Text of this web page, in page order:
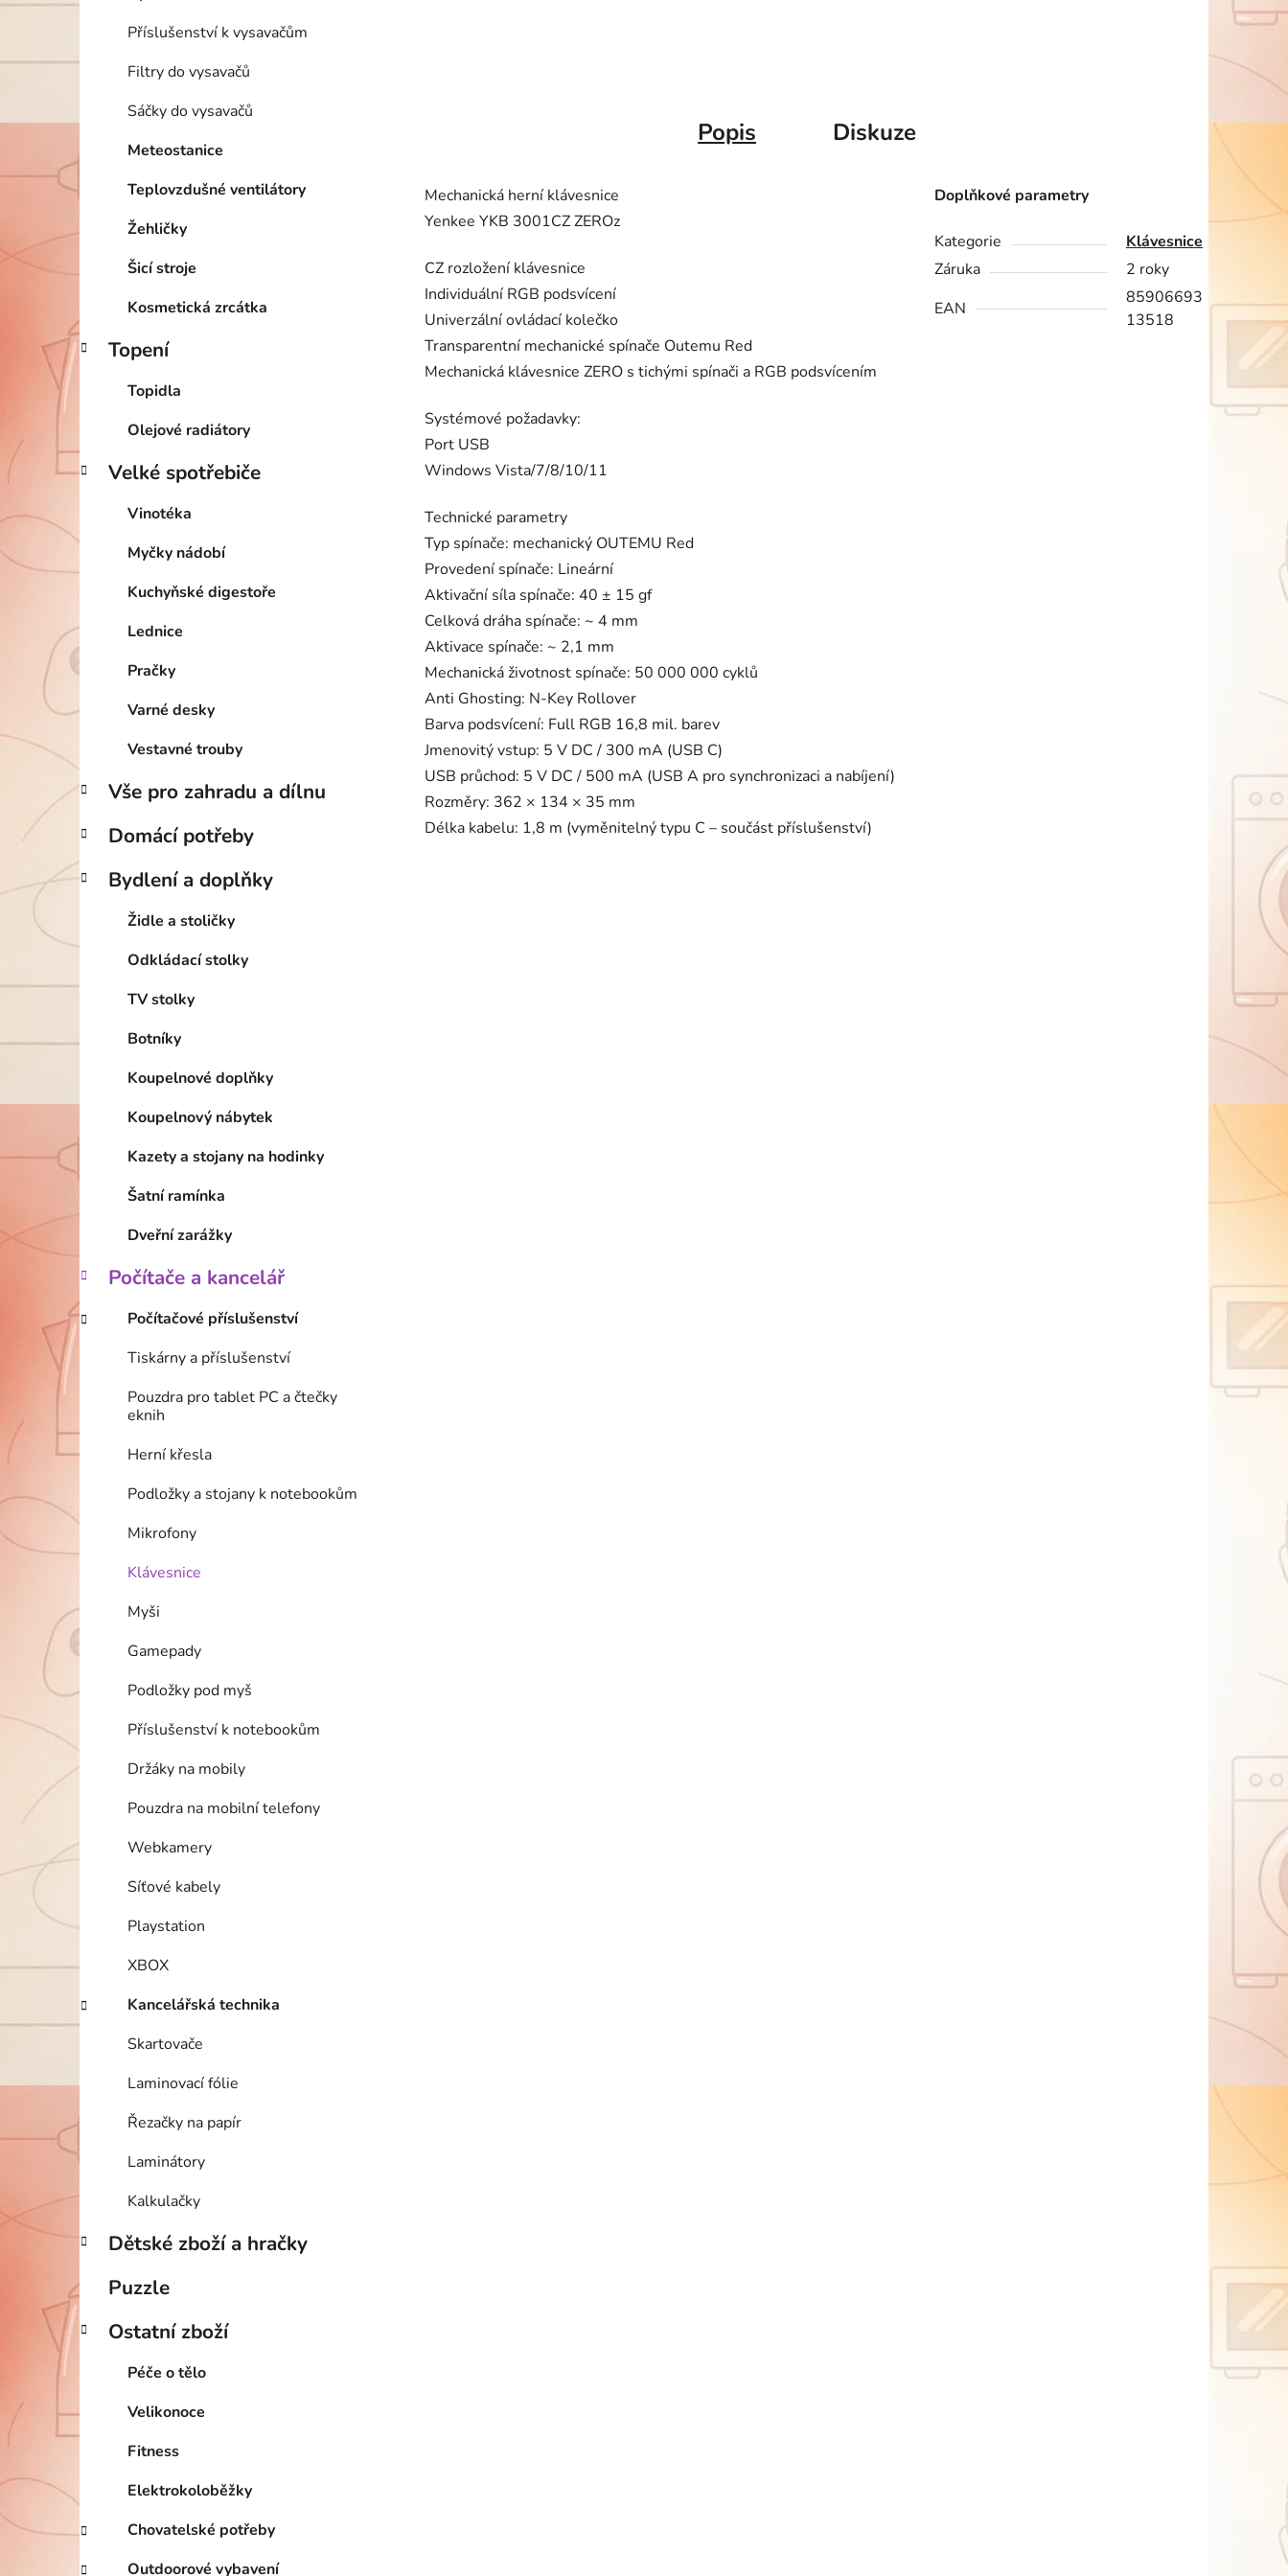
Příslušenství k vysavačům
Filtry do vysavačů
Sáčky do vysavačů
Meteostanice
Teplovzdušné ventilátory
Žehličky
Šicí stroje
Kosmetická zrcátka
Topení
Topidla
Olejové radiátory
Velké spotřebiče
Vinotéka
Myčky nádobí
Kuchyňské digestoře
Lednice
Pračky
Varné desky
Vestavné trouby
Vše pro zahradu a dílnu
Domácí potřeby
Bydlení a doplňky
Židle a stoličky
Odkládací stolky
TV stolky
Botníky
Koupelnové doplňky
Koupelnový nábytek
Kazety a stojany na hodinky
Šatní ramínka
Dveřní zarážky
Počítače a kancelář
Počítačové příslušenství
Tiskárny a příslušenství
Pouzdra pro tablet PC a čtečky
eknih
Herní křesla
Podložky a stojany k notebookům
Mikrofony
Klávesnice
Myši
Gamepady
Podložky pod myš
Příslušenství k notebookům
Držáky na mobily
Pouzdra na mobilní telefony
Webkamery
Síťové kabely
Playstation
XBOX
Kancelářská technika
Skartovače
Laminovací fólie
Řezačky na papír
Laminátory
Kalkulačky
Dětské zboží a hračky
Puzzle
Ostatní zboží
Péče o tělo
Velikonoce
Fitness
Elektrokoloběžky
Chovatelské potřeby
Outdoorové vybavení
Popis Diskuze
Mechanická herní klávesnice
Yenkee YKB 3001CZ ZEROz
CZ rozložení klávesnice
Individuální RGB podsvícení
Univerzální ovládací kolečko
Transparentní mechanické spínače Outemu Red
Mechanická klávesnice ZERO s tichými spínači a RGB podsvícením
Systémové požadavky:
Port USB
Windows Vista/7/8/10/11
Technické parametry
Typ spínače: mechanický OUTEMU Red
Provedení spínače: Lineární
Aktivační síla spínače: 40 ± 15 gf
Celková dráha spínače: ~ 4 mm
Aktivace spínače: ~ 2,1 mm
Mechanická životnost spínače: 50 000 000 cyklů
Anti Ghosting: N-Key Rollover
Barva podsvícení: Full RGB 16,8 mil. barev
Jmenovitý vstup: 5 V DC / 300 mA (USB C)
USB průchod: 5 V DC / 500 mA (USB A pro synchronizaci a nabíjení)
Rozměry: 362 × 134 × 35 mm
Délka kabelu: 1,8 m (vyměnitelný typu C – součást příslušenství)
Doplňkové parametry
Kategorie
Klávesnice
Záruka
2 roky
EAN
85906693
13518